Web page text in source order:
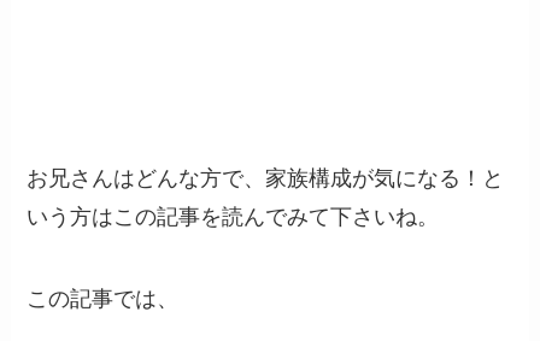
お兄さんはどんな方で、家族構成が気になる！と
いう方はこの記事を読んでみて下さいね。
この記事では、